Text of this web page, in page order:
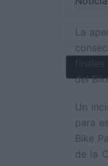
La
del
Un
para
Bike
de la